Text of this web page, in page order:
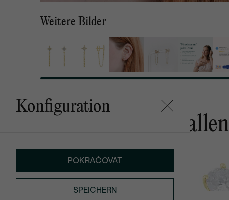
Weitere Bilder
Konfiguration
POKRAČOVAT
SPEICHERN
Das könnte Ihnen gefallen
€ 119 AUF LAGER von € 229